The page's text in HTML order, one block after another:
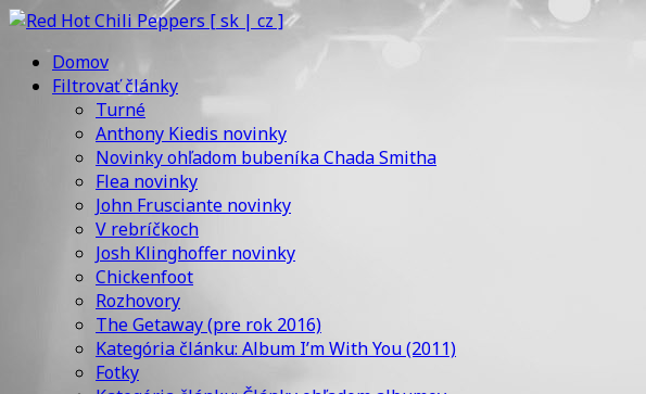
Domov
Filtrovať články
Turné
Anthony Kiedis novinky
Novinky ohľadom bubeníka Chada Smitha
Flea novinky
John Frusciante novinky
V rebríčkoch
Josh Klinghoffer novinky
Chickenfoot
Rozhovory
The Getaway (pre rok 2016)
Kategória článku: Album I’m With You (2011)
Fotky